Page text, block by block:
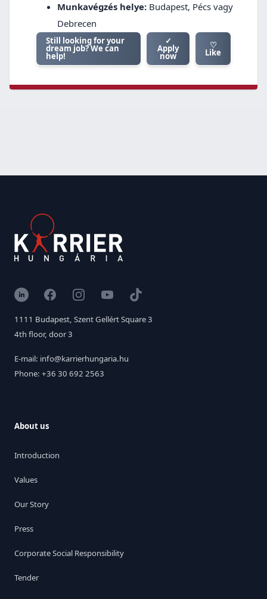
Munkavégzés helye: Budapest, Pécs vagy
Debrecen
Still looking for your
dream job? We can
help!
✓
Apply
now
♡
Like
LinkedInFacebookInstagramYouTubeTikTok
1111 Budapest, Szent Gellért Square 3
4th floor, door 3
E-mail: info@karrierhungaria.hu
Phone: +36 30 692 2563
About us
Introduction
Values
Our Story
Press
Corporate Social Responsibility
Tender